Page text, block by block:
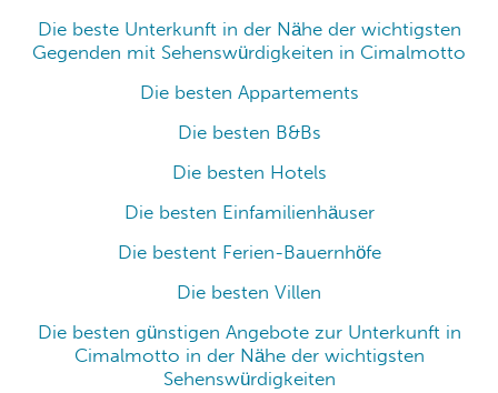
Die beste Unterkunft in der Nähe der wichtigsten
Gegenden mit Sehenswürdigkeiten in Cimalmotto
Die besten Appartements
Die besten B&Bs
Die besten Hotels
Die besten Einfamilienhäuser
Die bestent Ferien-Bauernhöfe
Die besten Villen
Die besten günstigen Angebote zur Unterkunft in
Cimalmotto in der Nähe der wichtigsten
Sehenswürdigkeiten